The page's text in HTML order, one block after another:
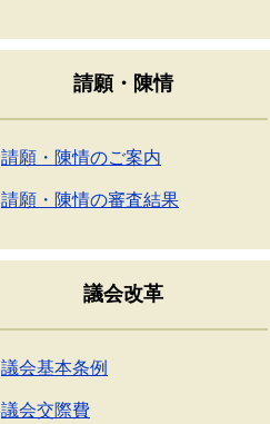
請願・陳情
請願・陳情のご案内
請願・陳情の審査結果
議会改革
議会基本条例
議会交際費